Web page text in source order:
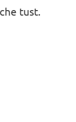
tust.